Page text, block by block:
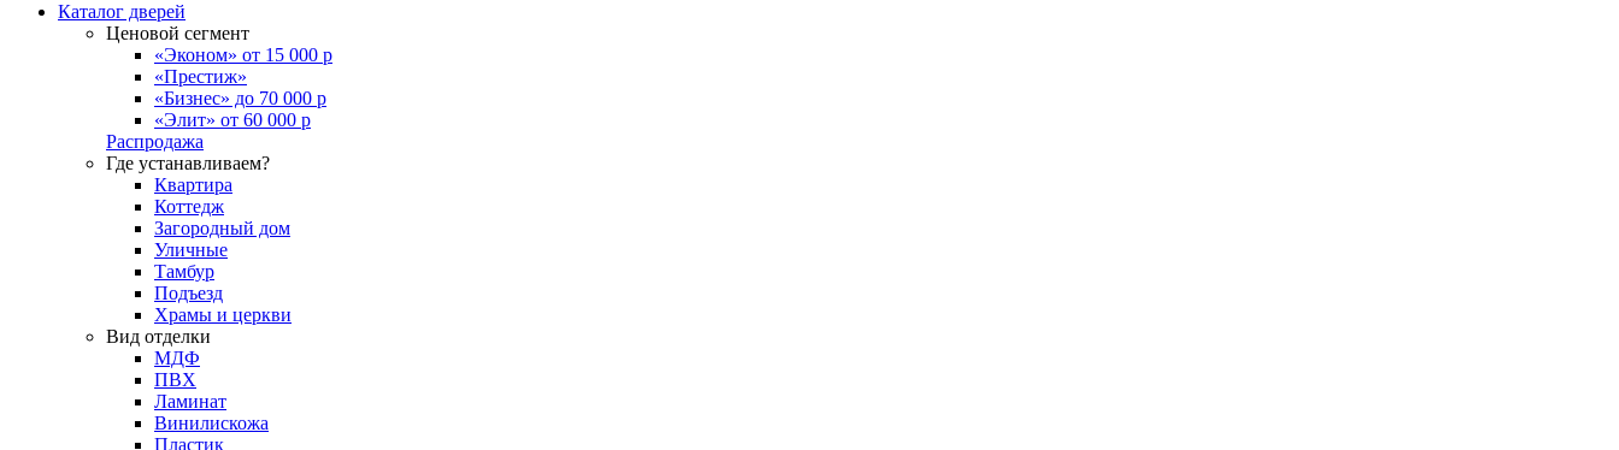
Каталог дверей
Ценовой сегмент
«Эконом» от 15 000 р
«Престиж»
«Бизнес» до 70 000 р
«Элит» от 60 000 р
Распродажа
Где устанавливаем?
Квартира
Коттедж
Загородный дом
Уличные
Тамбур
Подъезд
Храмы и церкви
Вид отделки
МДФ
ПВХ
Ламинат
Винилискожа
Пластик